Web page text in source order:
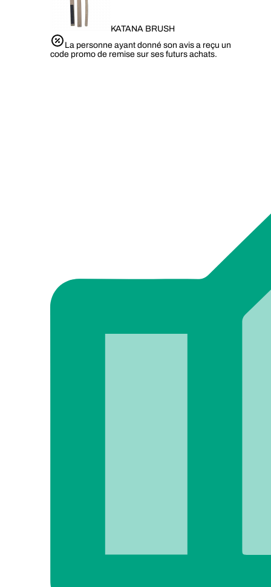
KATANA BRUSH
La personne ayant donné son avis a reçu un
code promo de remise sur ses futurs achats.